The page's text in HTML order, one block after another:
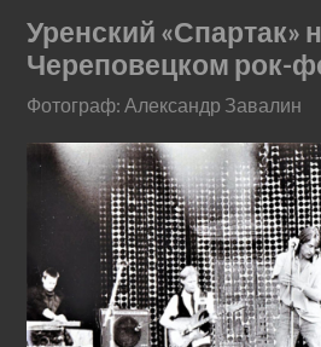
Уренский «Спартак»
Череповецком рок-
Фотограф: Александр Завалин